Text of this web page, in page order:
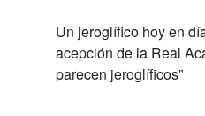
Un jeroglífico hoy en
acepción de la Real
parecen jeroglíficos”